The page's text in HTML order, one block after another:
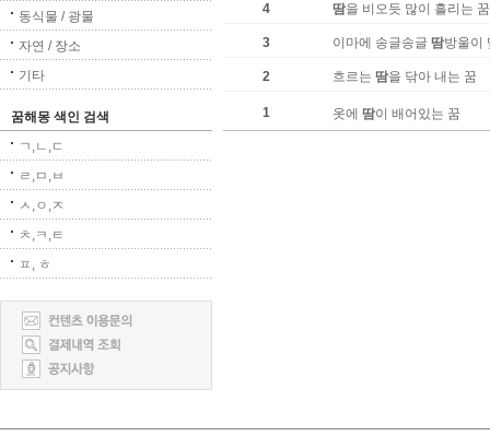
동식물 / 광물
자연 / 장소
기타
꿈해몽 색인 검색
ㄱ,ㄴ,ㄷ
ㄹ,ㅁ,ㅂ
ㅅ,ㅇ,ㅈ
ㅊ,ㅋ,ㅌ
ㅍ, ㅎ
4 땀을 비오듯 많이 흘리는 꿈
3 이마에 송글송글 땀방울이
2 흐르는 땀을 닦아 내는 꿈
1 옷에 땀이 배어있는 꿈